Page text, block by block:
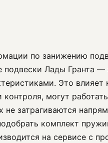
по занижению
подвески Лады Гранта —
Это
могут
не затрагиваются
комплект
на сервисе с